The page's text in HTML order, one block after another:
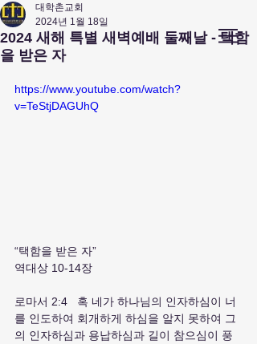
앤아버​ 대학촌 교회
Campus Town Church of Ann Arbor
2024 새해 특별 새벽예배 둘째날 - 택함
을 받은 자
대학촌교회
2024년 1월 18일
https://www.youtube.com/watch?
v=TeStjDAGUhQ
“택함을 받은 자”
역대상 10-14장
로마서 2:4   혹 네가 하나님의 인자하심이 너
를 인도하여 회개하게 하심을 알지 못하여 그
의 인자하심과 용납하심과 길이 참으심이 풍